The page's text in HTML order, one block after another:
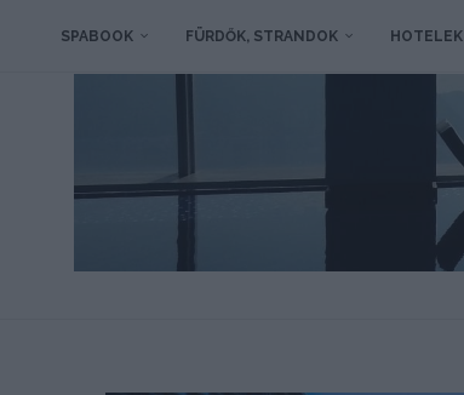
SPABOOK FÜRDŐK, STRANDOK HOTELEK